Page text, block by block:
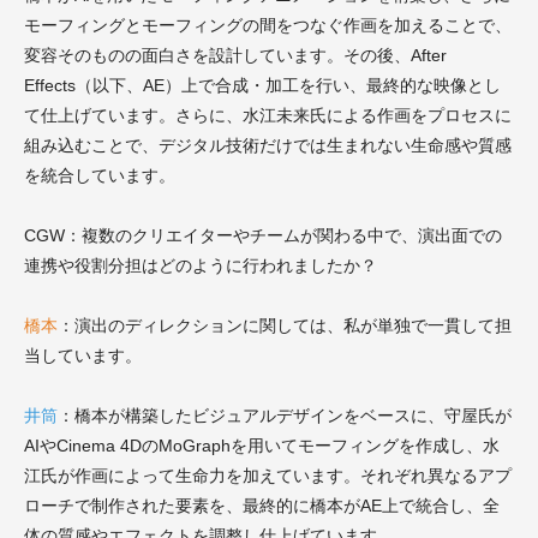
モーフィングとモーフィングの間をつなぐ作画を加えることで、
変容そのものの面白さを設計しています。その後、After
Effects（以下、AE）上で合成・加工を行い、最終的な映像とし
て仕上げています。さらに、水江未来氏による作画をプロセスに
組み込むことで、デジタル技術だけでは生まれない生命感や質感
を統合しています。
CGW：複数のクリエイターやチームが関わる中で、演出面での
連携や役割分担はどのように行われましたか？
橋本 ：演出のディレクションに関しては、私が単独で一貫して担
当しています。
井筒 ：橋本が構築したビジュアルデザインをベースに、守屋氏が
AIやCinema 4DのMoGraphを用いてモーフィングを作成し、水
江氏が作画によって生命力を加えています。それぞれ異なるアプ
ローチで制作された要素を、最終的に橋本がAE上で統合し、全